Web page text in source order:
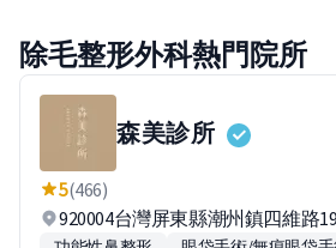
除毛整形外科熱門院所
森美診所
5(466)
920004台灣屏東縣潮州鎮四維路